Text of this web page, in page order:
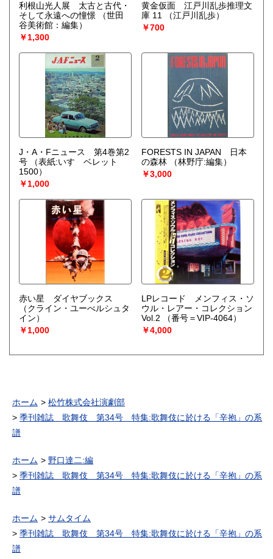
利根山光人展 太古と古代・
そして永遠への憧憬
（世田
谷美術館：編集）
￥1,300
黄金仮面 江戸川乱歩推理文
庫 11
（江戸川乱歩）
￥700
J・A・Fニュース 第4巻第2
号
（表紙:いすゞベレット
1500）
￥1,000
FORESTS IN JAPAN 日本
の森林
（林野庁:編集）
￥3,000
赤い星 ダイヤブックス
（クライン・ユーべルシュタ
イン）
￥1,000
LPレコード メンフィス・ソ
ウル・レアー・コレクション
Vol.2
（番号＝VIP-4064）
￥4,000
ホーム
松竹株式会社演劇部
季刊雑誌 歌舞伎 第34号 特集:歌舞伎に於ける「辛抱」の系
譜
ホーム
野口達二:編
季刊雑誌 歌舞伎 第34号 特集:歌舞伎に於ける「辛抱」の系
譜
ホーム
サムタイム
季刊雑誌 歌舞伎 第34号 特集:歌舞伎に於ける「辛抱」の系
譜